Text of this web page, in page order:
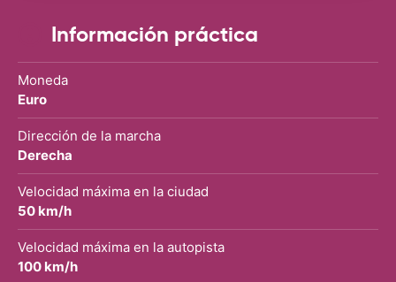
Información práctica
Moneda
Euro
Dirección de la marcha
Derecha
Velocidad máxima en la ciudad
50 km/h
Velocidad máxima en la autopista
100 km/h